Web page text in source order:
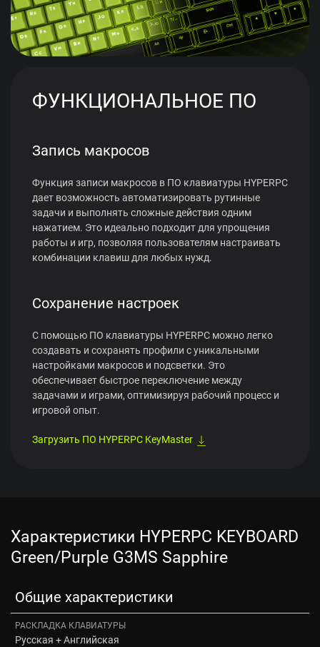
ФУНКЦИОНАЛЬНОЕ ПО
Запись макросов
Функция записи макросов в ПО клавиатуры HYPERPC
дает возможность автоматизировать рутинные
задачи и выполнять сложные действия одним
нажатием. Это идеально подходит для упрощения
работы и игр, позволяя пользователям настраивать
комбинации клавиш для любых нужд.
Сохранение настроек
С помощью ПО клавиатуры HYPERPC можно легко
создавать и сохранять профили с уникальными
настройками макросов и подсветки. Это
обеспечивает быстрое переключение между
задачами и играми, оптимизируя рабочий процесс и
игровой опыт.
Загрузить ПО HYPERPC KeyMaster
Характеристики HYPERPC KEYBOARD
Green/Purple G3MS Sapphire
Общие характеристики
РАСКЛАДКА КЛАВИАТУРЫ
Русская + Английская